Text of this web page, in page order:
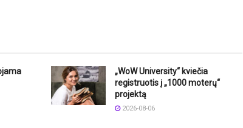
„WoW University“ kviečia
registruotis į „1000 moterų“
projektą
2026-08-06